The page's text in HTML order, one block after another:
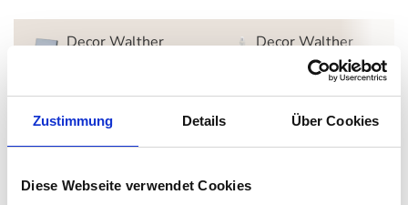
Zustimmung Details Über Cookies
Diese Webseite verwendet Cookies
Decor Walther
Decor Walther